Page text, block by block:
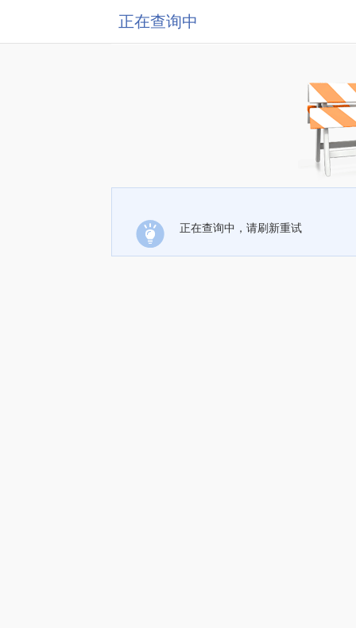
正在查询中
正在查询中，请刷新重试